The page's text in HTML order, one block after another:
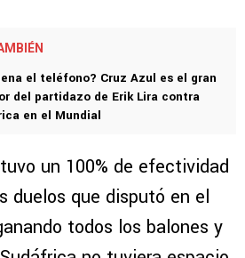
el teléfono? Cruz Azul es el gran
del partidazo de Erik Lira contra
en el Mundial
un 100% de efectividad
duelos que disputó en el
todos los balones y